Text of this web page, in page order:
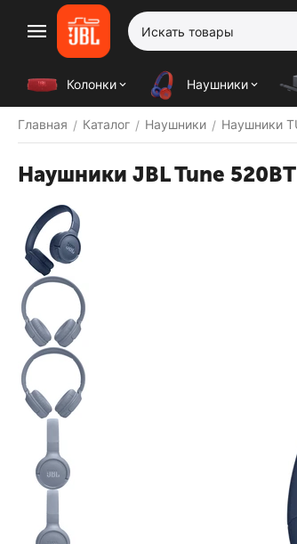
Колонки Наушники
Главная / Каталог / Наушники / Наушники
Наушники JBL Tune